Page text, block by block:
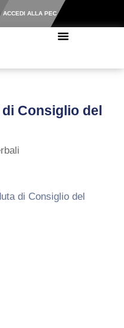
ACCEDI ALLA PEC
Consiglio del
di Consiglio del